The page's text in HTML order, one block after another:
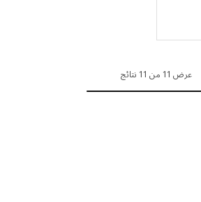
عرض 11 من 11 نتائج